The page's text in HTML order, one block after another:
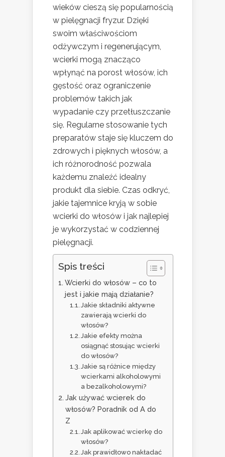
wieków cieszą się popularnością
w pielęgnacji fryzur. Dzięki
swoim właściwościom
odżywczym i regenerującym,
wcierki mogą znacząco
wpłynąć na porost włosów, ich
gęstość oraz ograniczenie
problemów takich jak
wypadanie czy przetłuszczanie
się. Regularne stosowanie tych
preparatów staje się kluczem do
zdrowych i pięknych włosów, a
ich różnorodność pozwala
każdemu znaleźć idealny
produkt dla siebie. Czas odkryć,
jakie tajemnice kryją w sobie
wcierki do włosów i jak najlepiej
je wykorzystać w codziennej
pielęgnacji.
Spis treści
Wcierki do włosów – co to
jest i jakie mają działanie?
Jakie składniki aktywne
zawierają wcierki do
włosów?
Jakie efekty można
osiągnąć stosując wcierki
do włosów?
Jakie są różnice między
wcierkami alkoholowymi
a bezalkoholowymi?
Jak używać wcierek do
włosów? Poradnik od A do
Z
Jak aplikować wcierkę do
włosów?
Jak prawidłowo nakładać